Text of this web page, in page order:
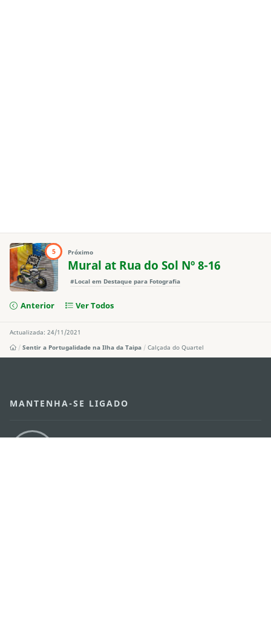
5 Próximo
Mural at Rua do Sol Nº 8-16
#Local em Destaque para Fotografia
Anterior Ver Todos
Actualizada: 24/11/2021
Sentir a Portugalidade na Ilha da Taipa
Calçada do Quartel
MANTENHA-SE LIGADO